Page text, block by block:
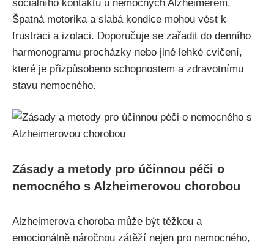
sociálního kontaktu u nemocných Alzheimerem.
Špatná motorika a slabá kondice mohou vést k
frustraci a izolaci. Doporučuje se zařadit do denního
harmonogramu procházky nebo jiné lehké cvičení,
které je přizpůsobeno schopnostem a zdravotnímu
stavu nemocného.
Zásady a metody pro účinnou péči o
nemocného s Alzheimerovou chorobou
Alzheimerova choroba může být těžkou a
emocionálně náročnou zátěží nejen pro nemocného,